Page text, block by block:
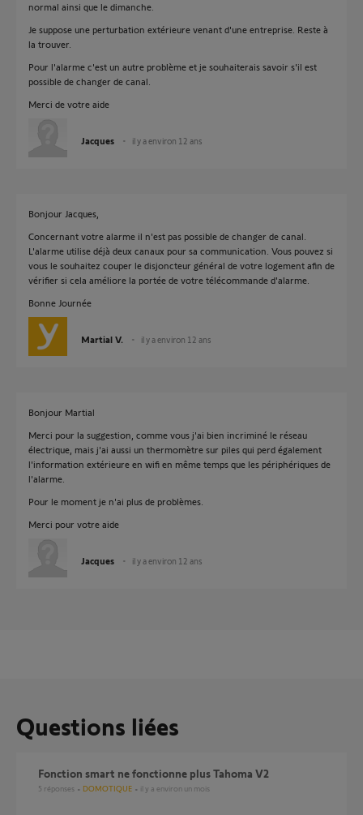
normal ainsi que le dimanche.
Je suppose une perturbation extérieure venant d'une entreprise. Reste à
la trouver.
Pour l'alarme c'est un autre problème et je souhaiterais savoir s'il est
possible de changer de canal.
Merci de votre aide
Jacques il y a environ 12 ans
Bonjour Jacques,
Concernant votre alarme il n'est pas possible de changer de canal.
L'alarme utilise déjà deux canaux pour sa communication. Vous pouvez si
vous le souhaitez couper le disjoncteur général de votre logement afin de
vérifier si cela améliore la portée de votre télécommande d'alarme.
Bonne Journée
Martial V. il y a environ 12 ans
Bonjour Martial
Merci pour la suggestion, comme vous j'ai bien incriminé le réseau
électrique, mais j'ai aussi un thermomètre sur piles qui perd également
l'information extérieure en wifi en même temps que les périphériques de
l'alarme.
Pour le moment je n'ai plus de problèmes.
Merci pour votre aide
Jacques il y a environ 12 ans
Questions liées
Fonction smart ne fonctionne plus Tahoma V2
5 réponses DOMOTIQUE il y a environ un mois